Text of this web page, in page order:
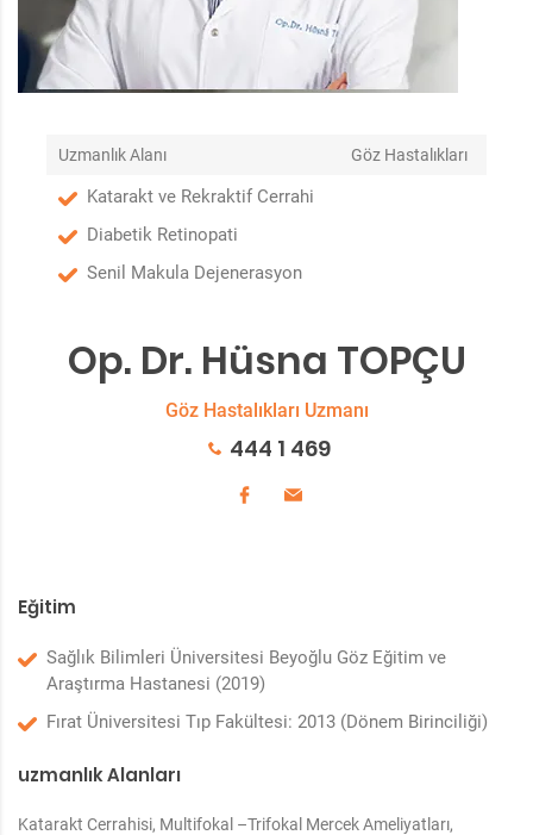
Uzmanlık Alanı Göz Hastalıkları
Katarakt ve Rekraktif Cerrahi
Diabetik Retinopati
Senil Makula Dejenerasyon
Op. Dr. Hüsna TOPÇU
Göz Hastalıkları Uzmanı
444 1 469
Eğitim
Sağlık Bilimleri Üniversitesi Beyoğlu Göz Eğitim ve
Araştırma Hastanesi (2019)
Fırat Üniversitesi Tıp Fakültesi: 2013 (Dönem Birinciliği)
uzmanlık Alanları
Katarakt Cerrahisi, Multifokal –Trifokal Mercek Ameliyatları,